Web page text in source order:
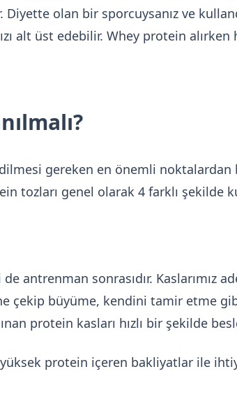
olan bir sporcuysanız ve
alt üst edebilir. Whey protein
gereken en önemli
tozları genel olarak 4 farklı şekilde
antrenman sonrasıdır. Kaslarımız
çekip büyüme, kendini tamir etme
protein kasları hızlı bir şekilde
protein içeren bakliyatlar ile